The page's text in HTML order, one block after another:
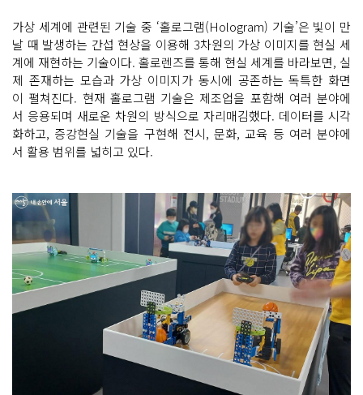
가상 세계에 관련된 기술 중 ‘홀로그램(Hologram) 기술’은 빛이 만
날 때 발생하는 간섭 현상을 이용해 3차원의 가상 이미지를 현실 세
계에 재현하는 기술이다. 홀로렌즈를 통해 현실 세계를 바라보면, 실
제 존재하는 모습과 가상 이미지가 동시에 공존하는 독특한 화면
이 펼쳐진다. 현재 홀로그램 기술은 제조업을 포함해 여러 분야에
서 응용되며 새로운 차원의 방식으로 자리매김했다. 데이터를 시각
화하고, 증강현실 기술을 구현해 전시, 문화, 교육 등 여러 분야에
서 활용 범위를 넓히고 있다.